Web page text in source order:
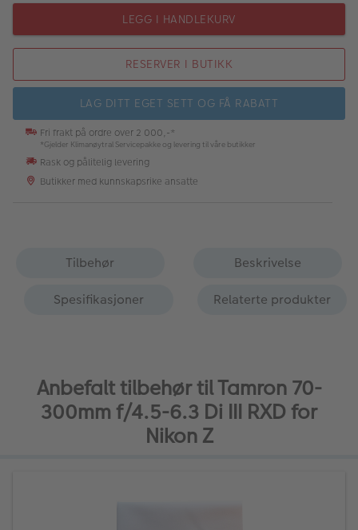
LEGG I HANDLEKURV
RESERVER I BUTIKK
LAG DITT EGET SETT OG FÅ RABATT
Fri frakt på ordre over 2 000,-*
*Gjelder Klimanøytral Servicepakke og levering til våre butikker
Rask og pålitelig levering
Butikker med kunnskapsrike ansatte
Tilbehør
Beskrivelse
Spesifikasjoner
Relaterte produkter
Anbefalt tilbehør til Tamron 70-
300mm f/4.5-6.3 Di III RXD for
Nikon Z